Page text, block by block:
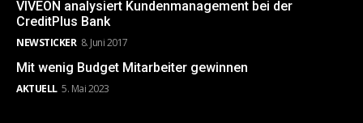
VIVEON analysiert Kundenmanagement bei der
CreditPlus Bank
NEWSTICKER 8. Juni 2017
Mit wenig Budget Mitarbeiter gewinnen
AKTUELL 5. Mai 2023